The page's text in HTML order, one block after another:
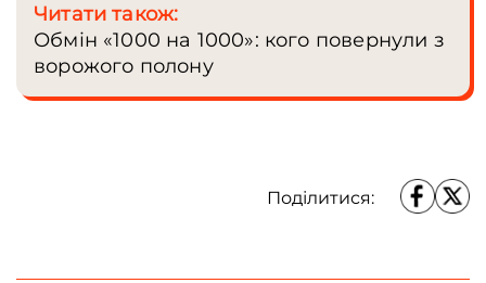
Читати також:
Обмін «1000 на 1000»: кого повернули з
ворожого полону
Поділитися: